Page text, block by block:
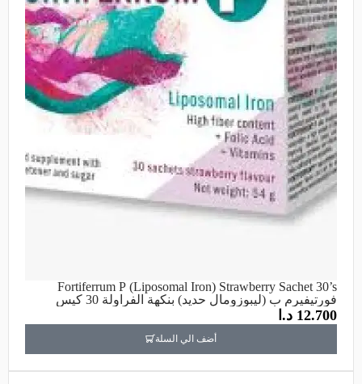
Fortiferrum P (Liposomal Iron) Strawberry Sachet 30’s
فورتيفيرم ب (ليبوزومال حديد) بنكهة الفراولة 30 كيس
12.700 د.ا
أضف الي السلة